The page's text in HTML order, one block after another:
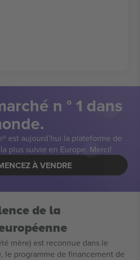
n ° 1 dans
est aujourd’hui la plateforme de
plus suivie en Europe. Merci!
À VENDRE
de la
mère) est reconnue dans le
le programme de financement de